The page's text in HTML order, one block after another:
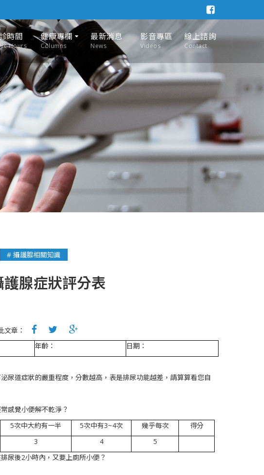
時間
Hours
健康專欄
Columns
最新消息
News
影音專區
Videos
線上諮詢
Contact
# 攝護腺相關知識
護腺症狀評分表
文章：
年齡： 日期：
尿道症狀的嚴重程度，分數越高，表是排尿功能越差，請算算看您自
感覺小便解不乾淨？
5次中大約有一半 5次中有3~4次 幾乎每次
得分
3 4
5
尿後2小時內，又要上廁所小便？